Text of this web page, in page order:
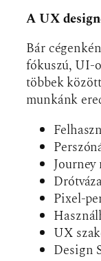
A UX
Bár
fókuszú, UI-
többek
munkánk
Journey
Pixel-
UX
Design